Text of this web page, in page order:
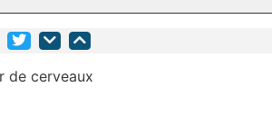
de cerveaux